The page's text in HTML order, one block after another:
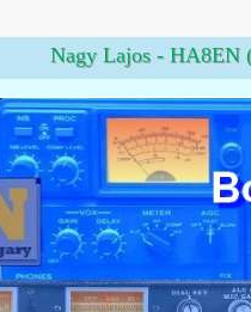
Nagy Lajos - HA8EN